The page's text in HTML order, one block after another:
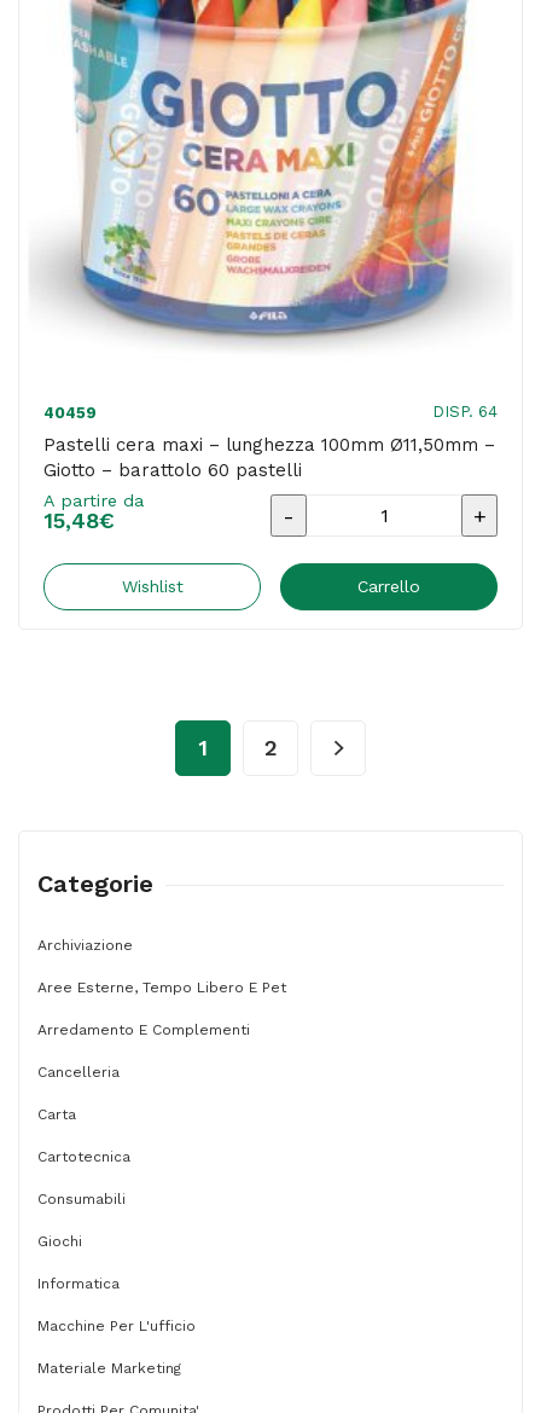
colori
assortiti
-
Giotto
-
barattolo
96
colori
quantità
40459 DISP. 64
Pastelli cera maxi – lunghezza 100mm Ø11,50mm –
Giotto – barattolo 60 pastelli
A partire da
15,48€
Pastelli
maxi
quantità
Wishlist Carrello
1 2
Categorie
Archiviazione
Aree Esterne, Tempo Libero E Pet
Arredamento E Complementi
Cancelleria
Carta
Cartotecnica
Consumabili
Giochi
Informatica
Macchine Per L'ufficio
Materiale Marketing